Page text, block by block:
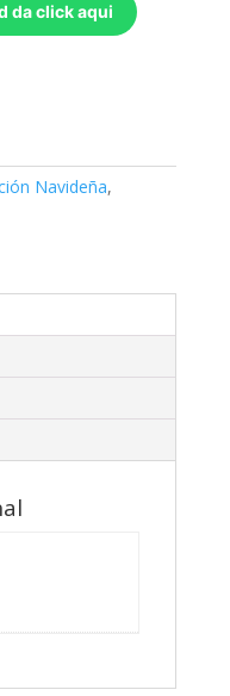
da click aqui
Navideña,